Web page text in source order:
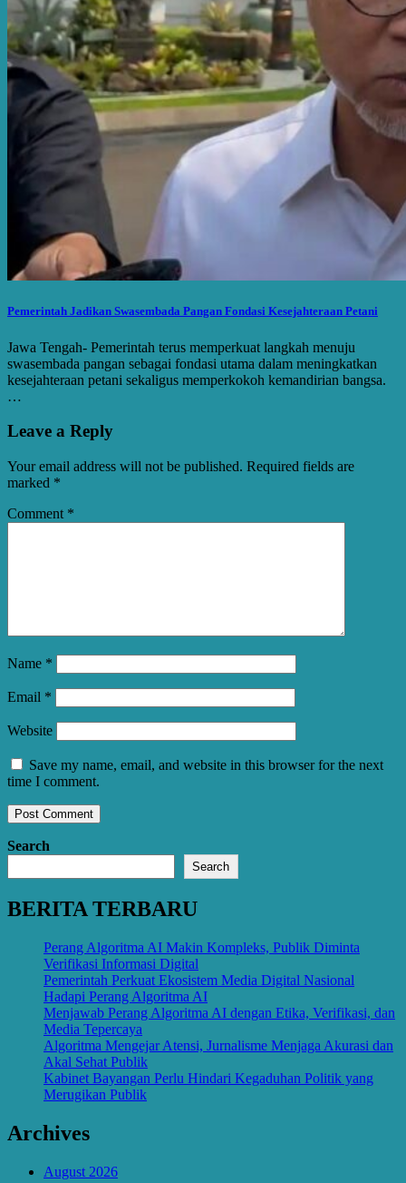
Pemerintah Jadikan Swasembada Pangan Fondasi Kesejahteraan Petani
Jawa Tengah- Pemerintah terus memperkuat langkah menuju
swasembada pangan sebagai fondasi utama dalam meningkatkan
kesejahteraan petani sekaligus memperkokoh kemandirian bangsa.
…
Leave a Reply
Your email address will not be published. Required fields are
marked *
Comment *
Name *
Email *
Website
Save my name, email, and website in this browser for the next
time I comment.
Search
Search
BERITA TERBARU
Perang Algoritma AI Makin Kompleks, Publik Diminta
Verifikasi Informasi Digital
Pemerintah Perkuat Ekosistem Media Digital Nasional
Hadapi Perang Algoritma AI
Menjawab Perang Algoritma AI dengan Etika, Verifikasi, dan
Media Tepercaya
Algoritma Mengejar Atensi, Jurnalisme Menjaga Akurasi dan
Akal Sehat Publik
Kabinet Bayangan Perlu Hindari Kegaduhan Politik yang
Merugikan Publik
Archives
August 2026